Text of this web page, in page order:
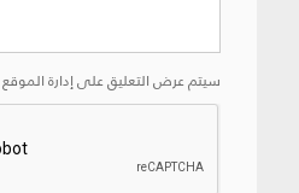
سيتم عرض التعليق على إدارة